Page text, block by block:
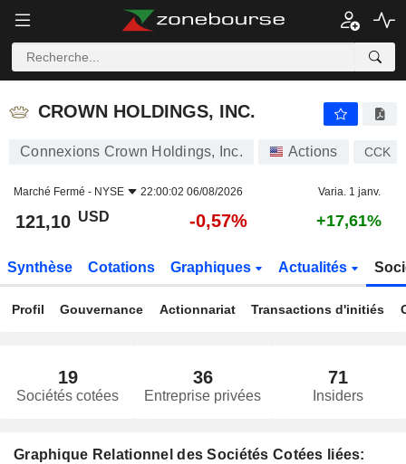
CROWN HOLDINGS, INC.
CROWN HOLDINGS, INC.
Connexions Crown Holdings, Inc. Actions CCK
Marché Fermé - NYSE 22:00:02 06/08/2026 Varia. 1 janv.
121,10 USD -0,57% +17,61%
Synthèse Cotations Graphiques Actualités
Profil Gouvernance Actionnariat Transactions d'initiés
19
Sociétés cotées
36
Entreprise privées
71
Insiders
Graphique Relationnel des Sociétés Cotées liées: